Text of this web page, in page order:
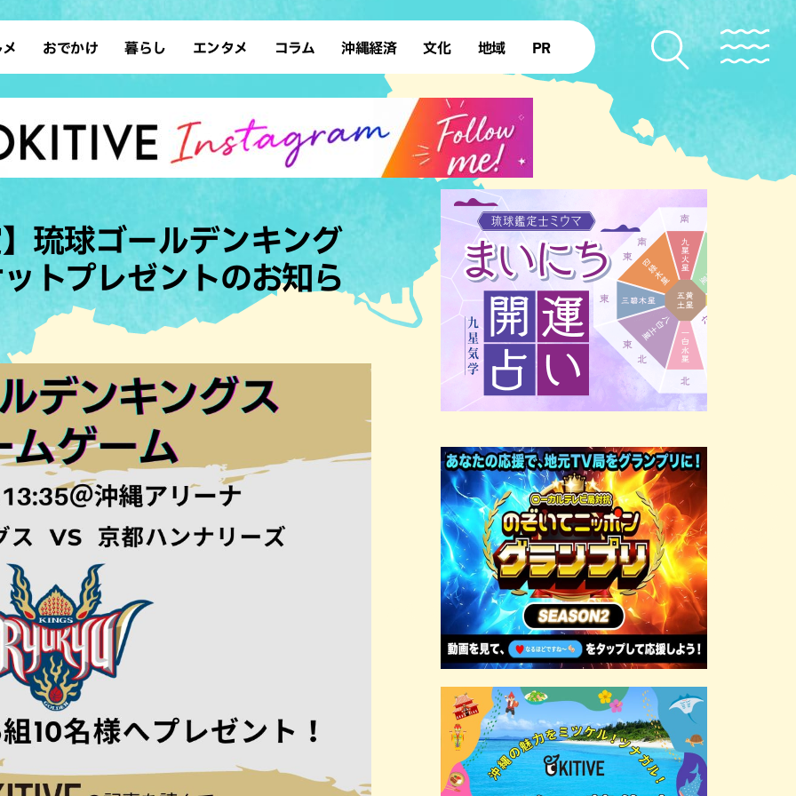
ン 沖縄そば
ウト カフェ
和食・日本料理
イタリアン
洋料理 フレンチ
焼鳥・串料理
肉料理 居酒屋・バー
カレー
ガー タコス・タコライス
おでかけ
デート ドライブ
散歩 ソロ活
レジャー アート
ショッピング ホテル
暮らし
レシピ SDGs
ファッション ローカルニュース
沖縄移住 沖縄旧暦行事
エンタメ
スポーツ 占い
タレント・芸人 テレビ
コラム 沖縄経済 文化
復帰50年
地域
本島北部
本島南部 先島諸島
北部離島
PR
琉球ゴールデンキング
トプレゼントのお知ら